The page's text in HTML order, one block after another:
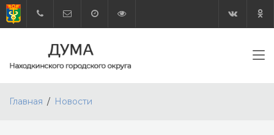
Главная Новости